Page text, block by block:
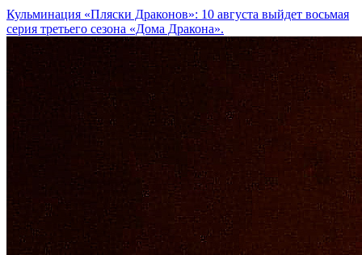
Кульминация «Пляски Драконов»: 10 августа выйдет восьмая
серия третьего сезона «Дома Дракона».